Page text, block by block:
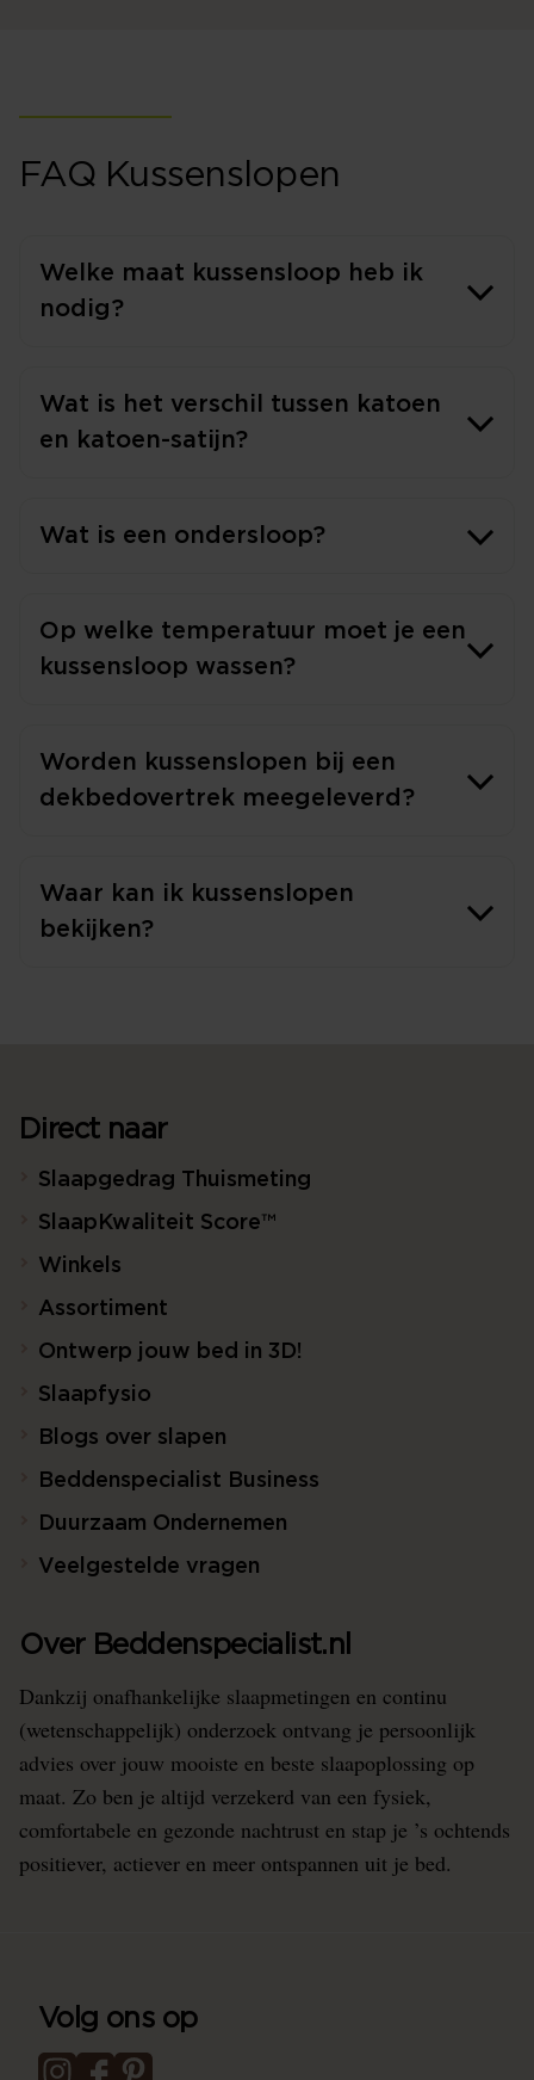
FAQ Kussenslopen
Welke maat kussensloop heb ik
nodig?
Wat is het verschil tussen katoen
en katoen-satijn?
Wat is een ondersloop?
Op welke temperatuur moet je een
kussensloop wassen?
Worden kussenslopen bij een
dekbedovertrek meegeleverd?
Waar kan ik kussenslopen
bekijken?
Direct naar
Slaapgedrag Thuismeting
SlaapKwaliteit Score™
Winkels
Assortiment
Ontwerp jouw bed in 3D!
Slaapfysio
Blogs over slapen
Beddenspecialist Business
Duurzaam Ondernemen
Veelgestelde vragen
Over Beddenspecialist.nl
Dankzij onafhankelijke slaapmetingen en continu
(wetenschappelijk) onderzoek ontvang je persoonlijk
advies over jouw mooiste en beste slaapoplossing op
maat. Zo ben je altijd verzekerd van een fysiek,
comfortabele en gezonde nachtrust en stap je ’s ochtends
positiever, actiever en meer ontspannen uit je bed.
Volg ons op